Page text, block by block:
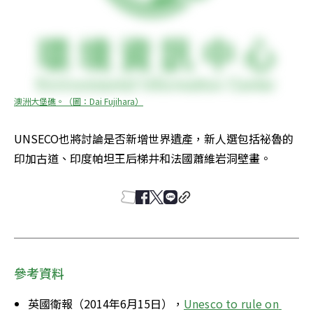
澳洲大堡礁。（圖：Dai Fujihara）
UNSECO也將討論是否新增世界遺產，新人選包括祕魯的
印加古道、印度帕坦王后梯井和法國蕭維岩洞壁畫。
參考資料
英國衛報（2014年6月15日）， Unesco to rule on